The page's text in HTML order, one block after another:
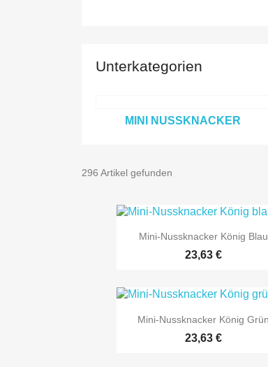
Unterkategorien
MINI NUSSKNACKER
296 Artikel gefunden
 Vorschau
Mini-Nussknacker König Blau
23,63 €
 Vorschau
Mini-Nussknacker König Grün
23,63 €